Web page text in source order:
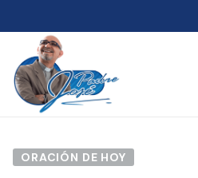
ORACIÓN DE HOY